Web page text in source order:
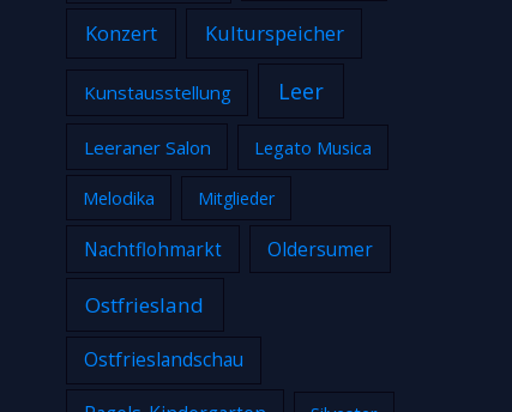
Konzert Kulturspeicher
Kunstausstellung Leer
Leeraner Salon Legato Musica
Melodika Mitglieder
Nachtflohmarkt Oldersumer
Ostfriesland
Ostfrieslandschau